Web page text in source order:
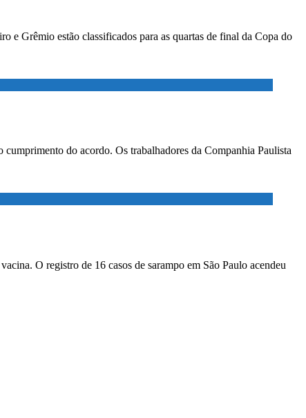
e Grêmio estão classificados para as quartas de final da Copa do
do acordo. Os trabalhadores da Companhia Paulista
O registro de 16 casos de sarampo em São Paulo acendeu